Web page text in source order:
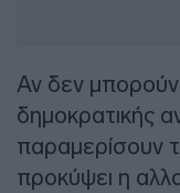
Αν δεν
δημοκρατικής
παραμερίσουν
προκύψει η